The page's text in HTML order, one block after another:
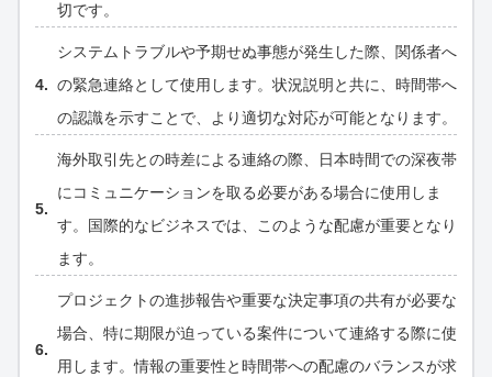
切です。
システムトラブルや予期せぬ事態が発生した際、関係者へ
の緊急連絡として使用します。状況説明と共に、時間帯へ
の認識を示すことで、より適切な対応が可能となります。
海外取引先との時差による連絡の際、日本時間での深夜帯
にコミュニケーションを取る必要がある場合に使用しま
す。国際的なビジネスでは、このような配慮が重要となり
ます。
プロジェクトの進捗報告や重要な決定事項の共有が必要な
場合、特に期限が迫っている案件について連絡する際に使
用します。情報の重要性と時間帯への配慮のバランスが求